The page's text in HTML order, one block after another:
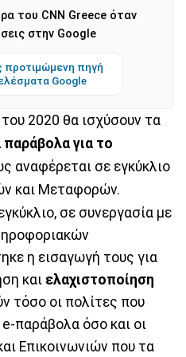
του CNN Greece όταν
στην Google
πηγή
Google
2020 θα ισχύσουν τα
παράβολα για το
αναφέρεται σε εγκύκλιο
και Μεταφορών.
σε συνεργασία με
η εισαγωγή τους για
και ελαχιστοποίηση
τόσο οι πολίτες που
παράβολα όσο και οι
Επικοινωνιών που τα